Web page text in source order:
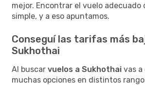
mejor. Encontrar el vuelo adecuado
simple, y a eso apuntamos.
Conseguí las tarifas más
Sukhothai
Al buscar vuelos a Sukhothai vas
muchas opciones en distintos